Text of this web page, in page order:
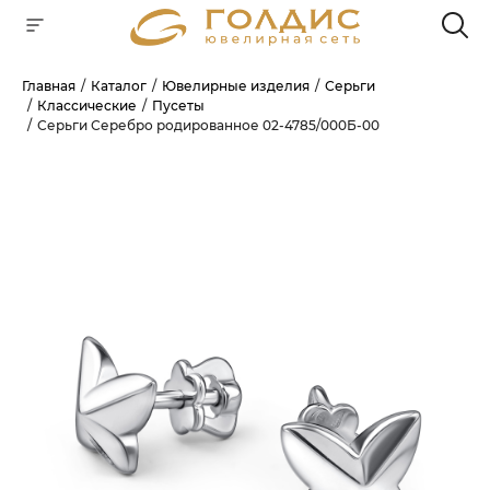
Главная Каталог Ювелирные изделия
Серьги
Классические
Пусеты
Серьги Серебро родированное 02-4785/000Б-00
Для клиентов всех банков
ГРАФИК ПЛАТЕЖЕЙ
Сегодня